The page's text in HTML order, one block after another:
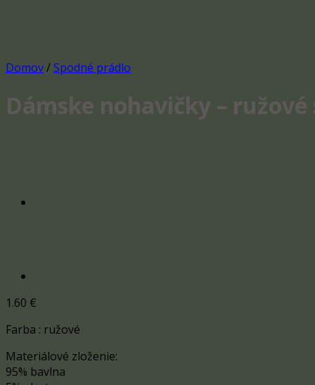
Domov/Spodné prádlo
Dámske nohavičky –
1.60 €
Farba : ružové
Materiálové zloženie:
95% bavlna